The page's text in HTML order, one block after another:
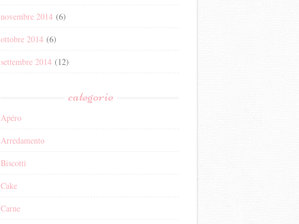
novembre 2014 (6)
ottobre 2014 (6)
settembre 2014 (12)
categorie
Apéro
Arredamento
Biscotti
Cake
Carne